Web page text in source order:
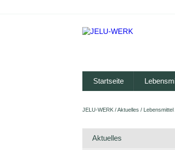
Startseite
JELU-WERK /Aktuelles / Lebensmittel
Aktuelles